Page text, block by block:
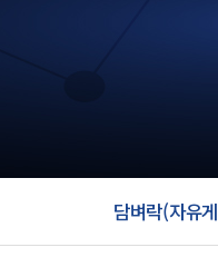
담벼락(자유